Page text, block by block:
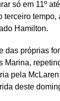
só em 11º
terceiro
Hamilton.
das próprias
Marina,
pela
deste